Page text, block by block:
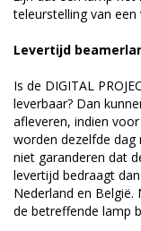
teleurstelling van een
Levertijd
Is de DIGITAL
leverbaar? Dan
afleveren, indien
worden dezelfde dag
niet garanderen dat
levertijd bedraagt
Nederland en België.
de betreffende lamp